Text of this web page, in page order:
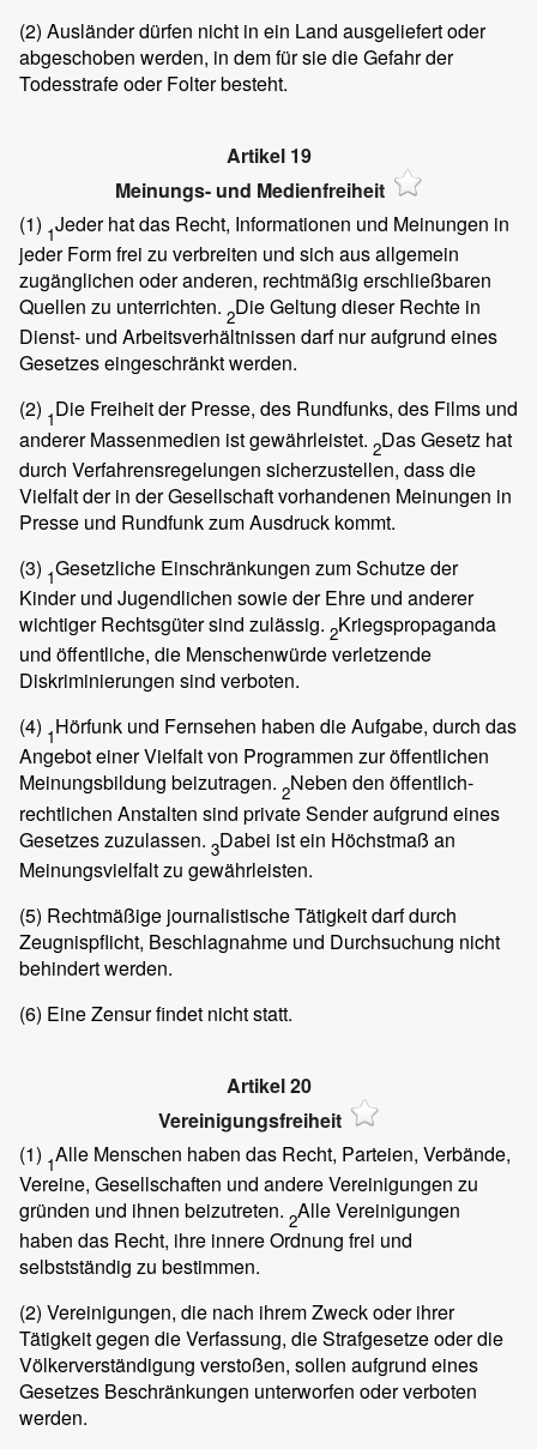
(2) Ausländer dürfen nicht in ein Land ausgeliefert oder
abgeschoben werden, in dem für sie die Gefahr der
Todesstrafe oder Folter besteht.
Artikel 19
Meinungs- und Medienfreiheit
(1) 1Jeder hat das Recht, Informationen und Meinungen in
jeder Form frei zu verbreiten und sich aus allgemein
zugänglichen oder anderen, rechtmäßig erschließbaren
Quellen zu unterrichten. 2Die Geltung dieser Rechte in
Dienst- und Arbeitsverhältnissen darf nur aufgrund eines
Gesetzes eingeschränkt werden.
(2) 1Die Freiheit der Presse, des Rundfunks, des Films und
anderer Massenmedien ist gewährleistet. 2Das Gesetz hat
durch Verfahrensregelungen sicherzustellen, dass die
Vielfalt der in der Gesellschaft vorhandenen Meinungen in
Presse und Rundfunk zum Ausdruck kommt.
(3) 1Gesetzliche Einschränkungen zum Schutze der
Kinder und Jugendlichen sowie der Ehre und anderer
wichtiger Rechtsgüter sind zulässig. 2Kriegspropaganda
und öffentliche, die Menschenwürde verletzende
Diskriminierungen sind verboten.
(4) 1Hörfunk und Fernsehen haben die Aufgabe, durch das
Angebot einer Vielfalt von Programmen zur öffentlichen
Meinungsbildung beizutragen. 2Neben den öffentlich-
rechtlichen Anstalten sind private Sender aufgrund eines
Gesetzes zuzulassen. 3Dabei ist ein Höchstmaß an
Meinungsvielfalt zu gewährleisten.
(5) Rechtmäßige journalistische Tätigkeit darf durch
Zeugnispflicht, Beschlagnahme und Durchsuchung nicht
behindert werden.
(6) Eine Zensur findet nicht statt.
Artikel 20
Vereinigungsfreiheit
(1) 1Alle Menschen haben das Recht, Parteien, Verbände,
Vereine, Gesellschaften und andere Vereinigungen zu
gründen und ihnen beizutreten. 2Alle Vereinigungen
haben das Recht, ihre innere Ordnung frei und
selbstständig zu bestimmen.
(2) Vereinigungen, die nach ihrem Zweck oder ihrer
Tätigkeit gegen die Verfassung, die Strafgesetze oder die
Völkerverständigung verstoßen, sollen aufgrund eines
Gesetzes Beschränkungen unterworfen oder verboten
werden.